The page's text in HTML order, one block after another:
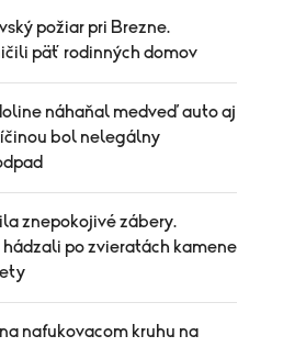
požiar pri Brezne.
päť rodinných domov
náhaňal medveď auto aj
bol nelegálny
znepokojivé zábery.
po zvieratách kamene
nafukovacom kruhu na